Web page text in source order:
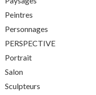
Peintres
Personnages
PERSPECTIVE
Portrait
Salon
Sculpteurs